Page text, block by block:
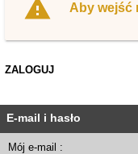
Aby wejść
ZALOGUJ
E-mail i hasło
Mój e-mail :